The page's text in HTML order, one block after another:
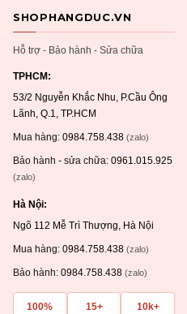
SHOPHANGDUC.VN
Hỗ trợ - Bảo hành - Sửa chữa
TPHCM:
53/2 Nguyễn Khắc Nhu, P.Cầu Ông
Lãnh, Q.1, TP.HCM
Mua hàng: 0984.758.438 (zalo)
Bảo hành - sửa chữa: 0961.015.925
(zalo)
Hà Nội:
Ngõ 112 Mễ Trì Thượng, Hà Nội
Mua hàng: 0984.758.438 (zalo)
Bảo hành: 0984.758.438 (zalo)
100% 15+ 10k+